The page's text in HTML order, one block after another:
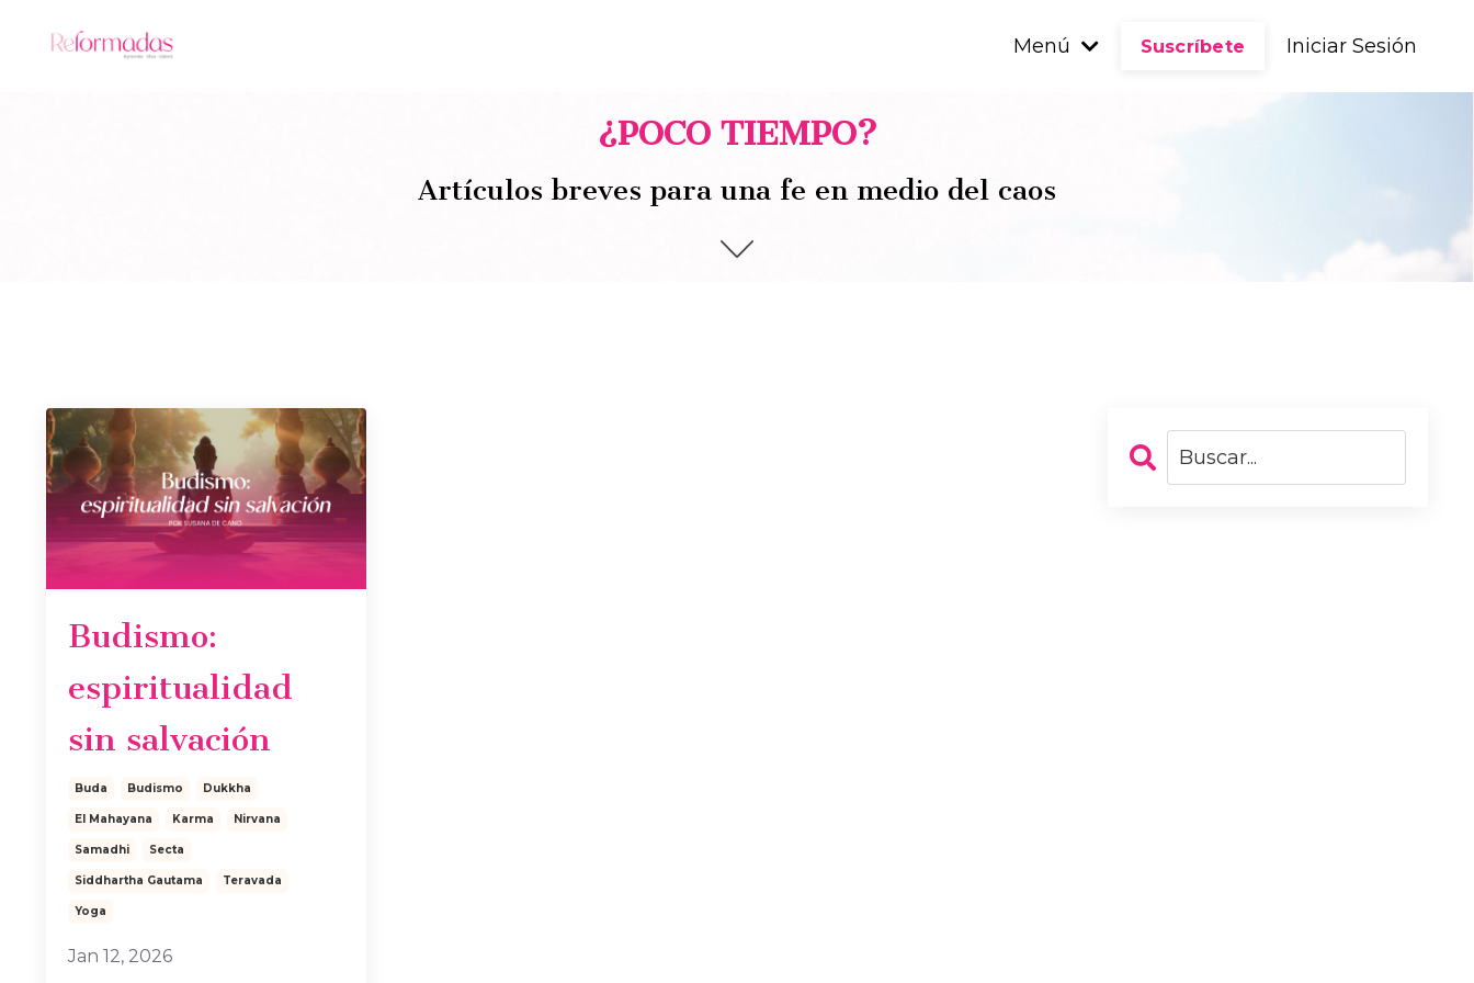
Menú Suscríbete Iniciar Sesión
¿POCO TIEMPO?
Artículos breves para una fe en medio del caos
Budismo:
espiritualidad
sin salvación
Buda Budismo Dukkha
El Mahayana Karma Nirvana
Samadhi Secta
Siddhartha Gautama Teravada
Yoga
Jan 12, 2026